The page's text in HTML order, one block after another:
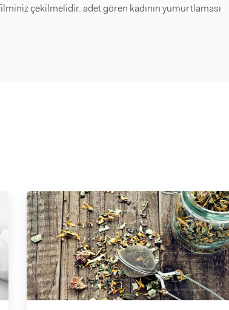
çekilmelidir. adet gören kadının yumurtlaması